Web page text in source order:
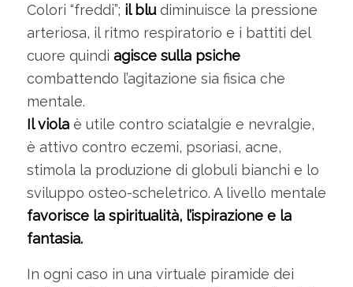
Colori “freddi”; il bludiminuisce la pressione
arteriosa, il ritmo respiratorio e i battiti del
cuore quindi agisce sulla psiche
combattendo l’agitazione sia fisica che
mentale.
Il violaè utile contro sciatalgie e nevralgie,
è attivo contro eczemi, psoriasi, acne,
stimola la produzione di globuli bianchi e lo
sviluppo osteo-scheletrico. A livello mentale
favorisce la spiritualità, l’ispirazione e la
fantasia.
In ogni caso in una virtuale piramide dei